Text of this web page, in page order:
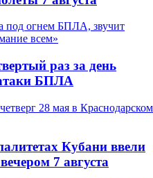
раз за день
БПЛА
Кубани ввели
7 августа